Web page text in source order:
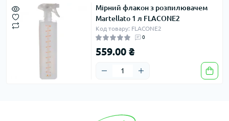
Мірний флакон з розпилювачем
Martellato 1 л FLACONE2
Код товару: FLACONE2
0
559.00 ₴